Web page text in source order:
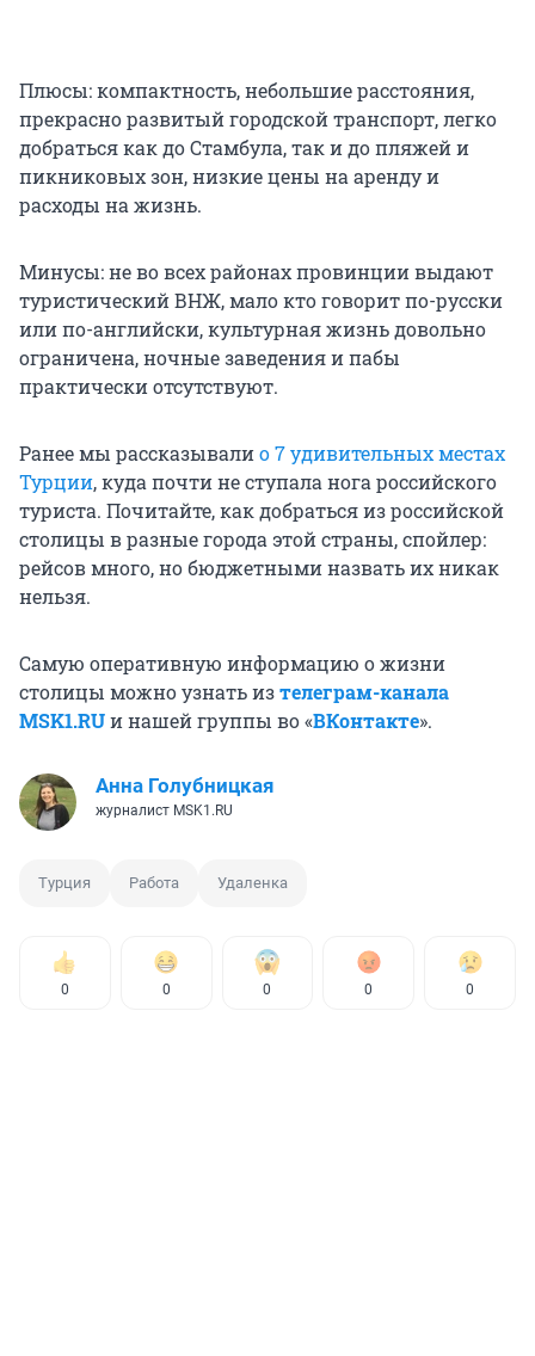
Плюсы: компактность, небольшие расстояния,
прекрасно развитый городской транспорт, легко
добраться как до Стамбула, так и до пляжей и
пикниковых зон, низкие цены на аренду и
расходы на жизнь.
Минусы: не во всех районах провинции выдают
туристический ВНЖ, мало кто говорит по-русски
или по-английски, культурная жизнь довольно
ограничена, ночные заведения и пабы
практически отсутствуют.
Ранее мы рассказывалио 7 удивительных местах
Турции, куда почти не ступала нога российского
туриста. Почитайте, как добраться из российской
столицы в разные города этой страны, спойлер:
рейсов много, но бюджетными назвать их никак
нельзя.
Самую оперативную информацию о жизни
столицы можно узнать изтелеграм-канала
MSK1.RUи нашей группы во «ВКонтакте».
Анна Голубницкая
журналист MSK1.RU
Турция Работа Удаленка
0 0 0 0 0